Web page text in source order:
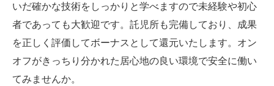
いだ確かな技術をしっかりと学べますので未経験や初心
者であっても大歓迎です。託児所も完備しており、成果
を正しく評価してボーナスとして還元いたします。オン
オフがきっちり分かれた居心地の良い環境で安全に働い
てみませんか。